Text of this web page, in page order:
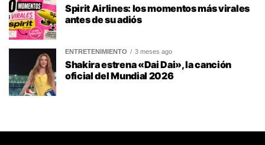
Spirit Airlines: los momentos más virales
antes de su adiós
ENTRETENIMIENTO 3 meses ago
Shakira estrena «Dai Dai», la canción
oficial del Mundial 2026